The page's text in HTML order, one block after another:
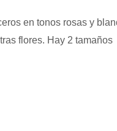
en tonos rosas y
flores. Hay 2 tamaños